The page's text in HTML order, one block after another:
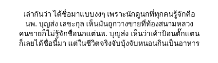
เล่ากันว่า ได้ชื่อมาแบบงงๆ เพราะนักดูนกที่ทุกคนรู้จักคือ
นพ. บุญส่ง เลขะกุล เห็นมันถูกวางขายที่ท้องสนามหลวง
คนขายก็ไม่รู้จักชื่อนกแต่นพ. บุญส่ง เห็นว่าเค้าป้อนตั๊กแตน
ก็เลยได้ชื่อนี้มา แต่ในชีวิตจริงจับบุ้งจับหนอนกินเป็นอาหาร